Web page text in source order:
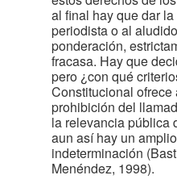
al final hay que dar
periodista o al
ponderación,
fracasa. Hay que
pero ¿con qué
Constitucional
prohibición del
la relevancia pública
aun así hay un
indeterminación
Menéndez, 1998).